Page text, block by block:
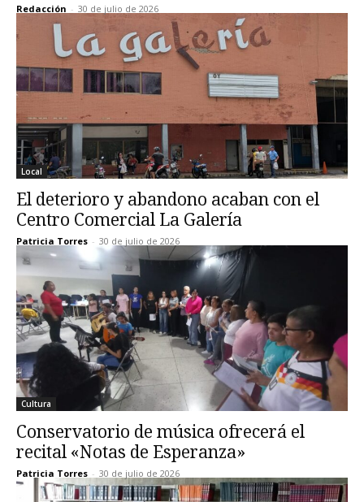
Redacción - 30 de julio de 2026
Local
El deterioro y abandono acaban con el
Centro Comercial La Galería
Patricia Torres - 30 de julio de 2026
Cultura
Conservatorio de música ofrecerá el
recital «Notas de Esperanza»
Patricia Torres - 30 de julio de 2026